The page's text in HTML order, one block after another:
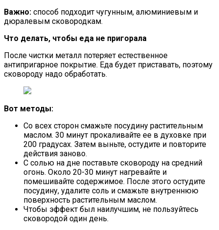
Важно: способ подходит чугунным, алюминиевым и
дюралевым сковородкам.
Что делать, чтобы еда не пригорала
После чистки металл потеряет естественное
антипригарное покрытие. Еда будет приставать, поэтому
сковороду надо обработать.
Вот методы:
Со всех сторон смажьте посудину растительным
маслом. 30 минут прокаливайте ее в духовке при
200 градусах. Затем выньте, остудите и повторите
действия заново.
С солью на дне поставьте сковороду на средний
огонь. Около 20-30 минут нагревайте и
помешивайте содержимое. После этого остудите
посудину, удалите соль и смажьте внутреннюю
поверхность растительным маслом.
Чтобы эффект был наилучшим, не пользуйтесь
сковородой один день.